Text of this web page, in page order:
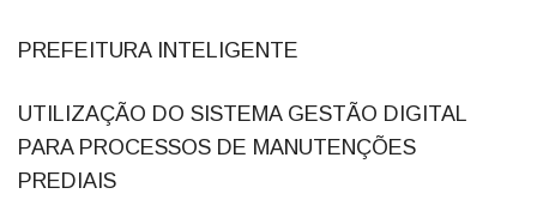
PREFEITURA INTELIGENTE
UTILIZAÇÃO DO SISTEMA GESTÃO DIGITAL
PARA PROCESSOS DE MANUTENÇÕES
PREDIAIS